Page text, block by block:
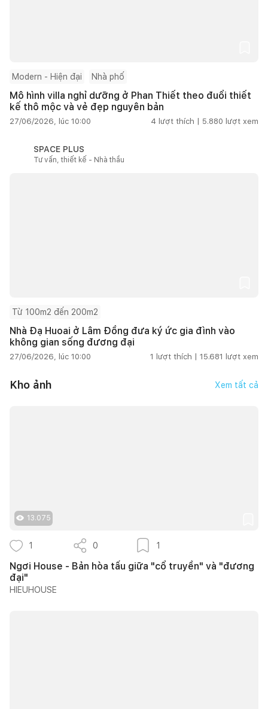
Modern - Hiện đại Nhà phố
Mô hình villa nghỉ dưỡng ở Phan Thiết theo đuổi thiết
kế thô mộc và vẻ đẹp nguyên bản
27/06/2026, lúc 10:00 4 lượt thích | 5.880 lượt xem
SPACE PLUS
Tư vấn, thiết kế - Nhà thầu
Từ 100m2 đến 200m2
Nhà Đạ Huoai ở Lâm Đồng đưa ký ức gia đình vào
không gian sống đương đại
27/06/2026, lúc 10:00 1 lượt thích | 15.681 lượt xem
Kho ảnh Xem tất cả
13.075
1 0 1
Ngơi House - Bản hòa tấu giữa "cổ truyền" và "đương
đại"
HIEUHOUSE